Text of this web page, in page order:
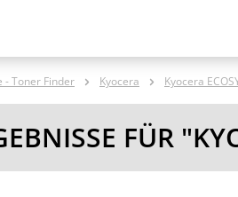
- Toner Finder Kyocera Kyocera
FÜR